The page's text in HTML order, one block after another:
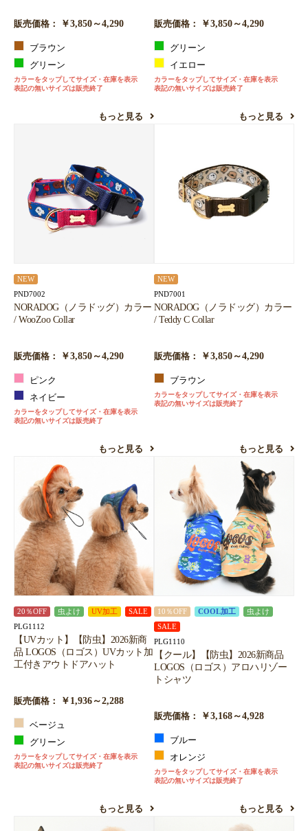
販売価格： ￥3,850～4,290
ブラウン
グリーン
カラーをタップしてサイズ・在庫を表示
表記の無いサイズは販売終了
もっと見る
販売価格： ￥3,850～4,290
グリーン
イエロー
カラーをタップしてサイズ・在庫を表示
表記の無いサイズは販売終了
もっと見る
NEW
PND7002
NORADOG（ノラドッグ）カラー
/ WooZoo Collar
販売価格： ￥3,850～4,290
ピンク
ネイビー
カラーをタップしてサイズ・在庫を表示
表記の無いサイズは販売終了
もっと見る
NEW
PND7001
NORADOG（ノラドッグ）カラー
/ Teddy C Collar
販売価格： ￥3,850～4,290
ブラウン
カラーをタップしてサイズ・在庫を表示
表記の無いサイズは販売終了
もっと見る
20％OFF 虫よけ UV加工 SALE
PLG1112
【UVカット】【防虫】2026新商
品 LOGOS（ロゴス）UVカット加
工付きアウトドアハット
販売価格： ￥1,936～2,288
ベージュ
グリーン
カラーをタップしてサイズ・在庫を表示
表記の無いサイズは販売終了
もっと見る
10％OFF COOL加工
虫よけ
SALE
PLG1110
【クール】【防虫】2026新商品
LOGOS（ロゴス）アロハリゾー
トシャツ
販売価格： ￥3,168～4,928
ブルー
オレンジ
カラーをタップしてサイズ・在庫を表示
表記の無いサイズは販売終了
もっと見る